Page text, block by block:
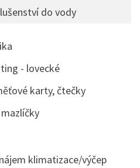
do vody
- lovecké
karty, čtečky
klimatizace/výčep